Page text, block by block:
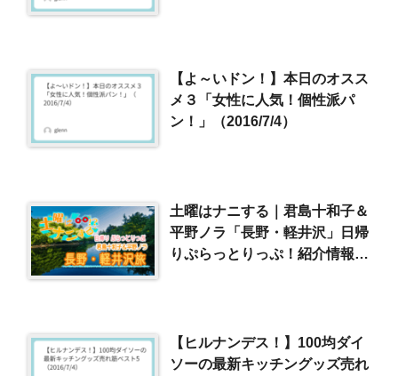
【よ～いドン！】本日のオスス
メ３「女性に人気！個性派パ
ン！」（2016/7/4）
土曜はナニする｜君島十和子＆
平野ノラ「長野・軽井沢」日帰
りぷらっとりっぷ！紹介情報ま
【ヒルナンデス！】100均ダイ
ソーの最新キッチングッズ売れ